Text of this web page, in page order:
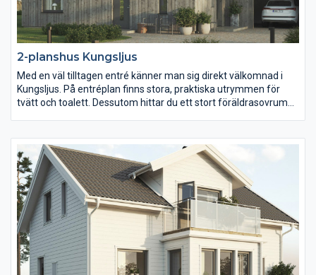
2-planshus Kungsljus
Med en väl tilltagen entré känner man sig direkt välkomnad i
Kungsljus. På entréplan finns stora, praktiska utrymmen för
tvätt och toalett. Dessutom hittar du ett stort föräldrasovrum
barn-/ungdomsdel om man väljer att använda sovrummet på
neder plan som föräldrasovrum. Ett välplanerat hus med goda
ytor och hela fyra sovrum.